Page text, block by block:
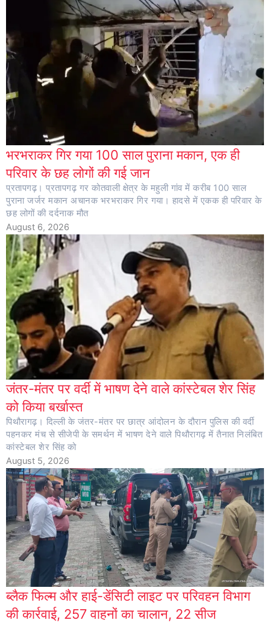
भरभराकर गिर गया 100 साल पुराना मकान, एक ही
परिवार के छह लोगों की गई जान
प्रतापगढ़। प्रतापगढ़ गर कोतवाली क्षेत्र के महुली गांव में करीब 100 साल
पुराना जर्जर मकान अचानक भरभराकर गिर गया। हादसे में एकक ही परिवार के
छह लोगों की दर्दनाक मौत
August 6, 2026
जंतर-मंतर पर वर्दी में भाषण देने वाले कांस्टेबल शेर सिंह
को किया बर्खास्त
पिथौरागढ़। दिल्ली के जंतर-मंतर पर छात्र आंदोलन के दौरान पुलिस की वर्दी
पहनकर मंच से सीजेपी के समर्थन में भाषण देने वाले पिथौरागढ़ में तैनात निलंबित
कांस्टेबल शेर सिंह को
August 5, 2026
ब्लैक फिल्म और हाई-डेंसिटी लाइट पर परिवहन विभाग
की कार्रवाई, 257 वाहनों का चालान, 22 सीज